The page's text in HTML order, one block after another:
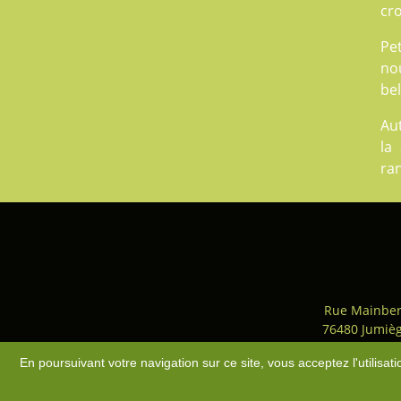
la
Rue
76480
Accès-Plan du site-
En poursuivant votre navigation sur ce site, vous acceptez